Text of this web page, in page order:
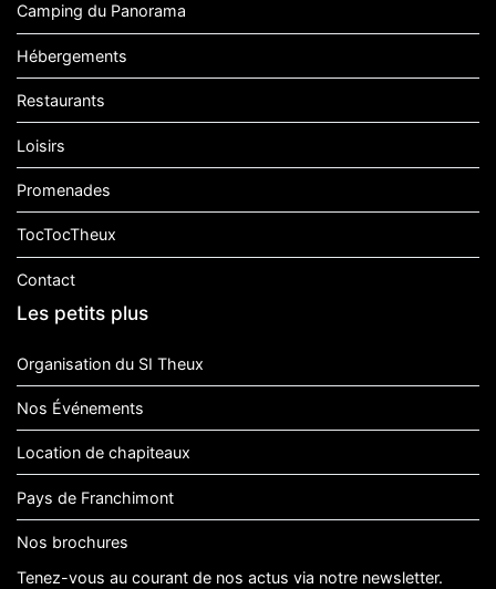
Camping du Panorama
Hébergements
Restaurants
Loisirs
Promenades
TocTocTheux
Contact
Les petits plus
Organisation du SI Theux
Nos Événements
Location de chapiteaux
Pays de Franchimont
Nos brochures
Tenez-vous au courant de nos actus via notre newsletter.